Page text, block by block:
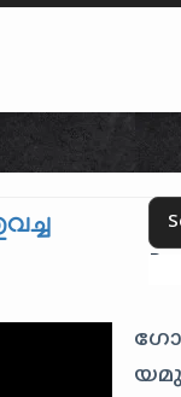
Skip to